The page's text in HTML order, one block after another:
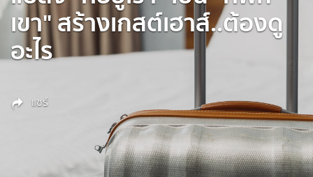
เขา" สร้างเกสต์เฮาส์..ต้องดู
อะไร
แชร์